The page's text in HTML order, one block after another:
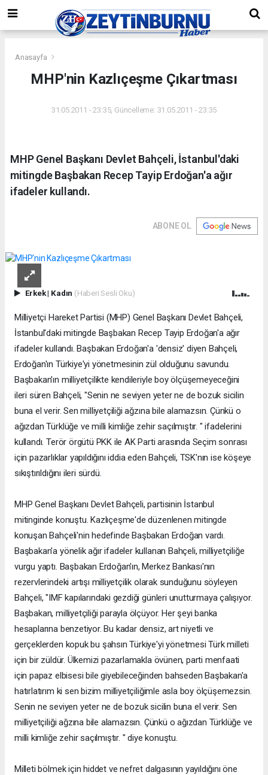
Anasayfa
MHP'nin Kazlıçeşme Çıkartması
31.05.2011 - 23:35, Güncelleme: 31.05.2011 - 23:35
MHP Genel Başkanı Devlet Bahçeli, İstanbul'daki
mitingde Başbakan Recep Tayip Erdoğan'a ağır
ifadeler kullandı.
ABONE OL
Erkek| Kadın (Haberi Sesli Oku)
Milliyetçi Hareket Partisi (MHP) Genel Başkanı Devlet Bahçeli,
İstanbul'daki mitingde Başbakan Recep Tayip Erdoğan'a ağır
ifadeler kullandı. Başbakan Erdoğan'a 'densiz' diyen Bahçeli,
Erdoğan'ın Türkiye'yi yönetmesinin zül olduğunu savundu.
Başbakan'ın milliyetçilikte kendileriyle boy ölçüşemeyeceğini
ileri süren Bahçeli, "Senin ne seviyen yeter ne de bozuk sicilin
buna el verir. Sen milliyetçiliği ağzına bile alamazsın. Çünkü o
ağızdan Türklüğe ve milli kimliğe zehir saçılmıştır. " ifadelerini
kullandı. Terör örgütü PKK ile AK Parti arasında Seçim sonrası
için pazarlıklar yapıldığını iddia eden Bahçeli, TSK'nın ise köşeye
sıkıştırıldığını ileri sürdü.
MHP Genel Başkanı Devlet Bahçeli, partisinin İstanbul
mitinginde konuştu. Kazlıçeşme'de düzenlenen mitingde
konuşan Bahçeli'nin hedefinde Başbakan Erdoğan vardı.
Başbakan'a yönelik ağır ifadeler kullanan Bahçeli, milliyetçiliğe
vurgu yaptı. Başbakan Erdoğan'ın, Merkez Bankası'nın
rezervlerindeki artışı milliyetçilik olarak sunduğunu söyleyen
Bahçeli, "IMF kapılarındaki gezdiği günleri unutturmaya çalışıyor.
Başbakan, milliyetçiliği parayla ölçüyor. Her şeyi banka
hesaplarına benzetiyor. Bu kadar densiz, art niyetli ve
gerçeklerden kopuk bu şahsın Türkiye'yi yönetmesi Türk milleti
için bir züldür. Ülkemizi pazarlamakla övünen, parti menfaati
için papaz elbisesi bile giyebileceğinden bahseden Başbakan'a
hatırlatırım ki sen bizim milliyetçiliğimle asla boy ölçüşemezsin.
Senin ne seviyen yeter ne de bozuk sicilin buna el verir. Sen
milliyetçiliği ağzına bile alamazsın. Çünkü o ağızdan Türklüğe ve
milli kimliğe zehir saçılmıştır. " diye konuştu.
Milleti bölmek için hiddet ve nefret dalgasının yayıldığını öne